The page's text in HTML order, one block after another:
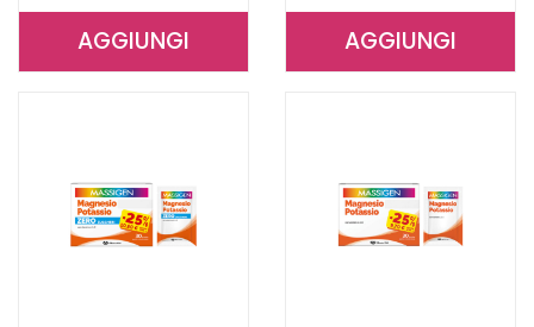
AGGIUNGIAGGIUNGI MASSIGEN
PROMO AL
CARRELLO
AGGIUNGIAGGIUNGI
PROMO AL
CARRELLO